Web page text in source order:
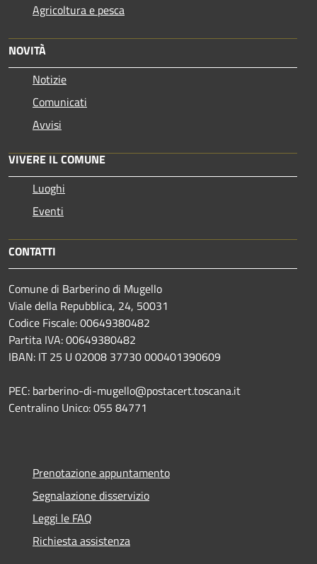
Agricoltura e pesca
NOVITÀ
Notizie
Comunicati
Avvisi
VIVERE IL COMUNE
Luoghi
Eventi
CONTATTI
Comune di Barberino di Mugello
Viale della Repubblica, 24, 50031
Codice Fiscale: 00649380482
Partita IVA: 00649380482
IBAN: IT 25 U 02008 37730 000401390609
PEC: barberino-di-mugello@postacert.toscana.it
Centralino Unico: 055 84771
Prenotazione appuntamento
Segnalazione disservizio
Leggi le FAQ
Richiesta assistenza